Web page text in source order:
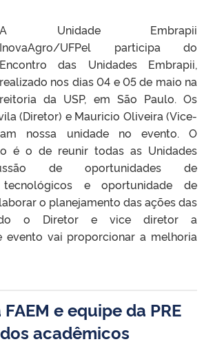
A Unidade Embrapii
InovaAgro/UFPel participa do
Encontro das Unidades Embrapii,
realizado nos dias 04 e 05 de maio na
reitoria da USP, em São Paulo. Os
(Diretor) e Mauricio Oliveira (Vice-
nossa unidade no evento. O
é o de reunir todas as Unidades
de oportunidades de
tecnológicos e oportunidade de
o planejamento das ações das
o Diretor e vice diretor a
evento vai proporcionar a melhoria
e equipe da PRE
acadêmicos